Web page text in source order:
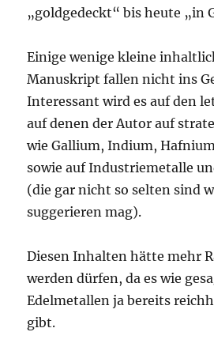
„goldgedeckt“ bis heute „in
Einige wenige kleine
Manuskript fallen nicht ins
Interessant wird es auf den
auf denen der Autor auf
wie Gallium, Indium,
sowie auf Industriemetalle
(die gar nicht so selten sind
suggerieren mag).
Diesen Inhalten hätte mehr
werden dürfen, da es wie
Edelmetallen ja bereits
gibt.